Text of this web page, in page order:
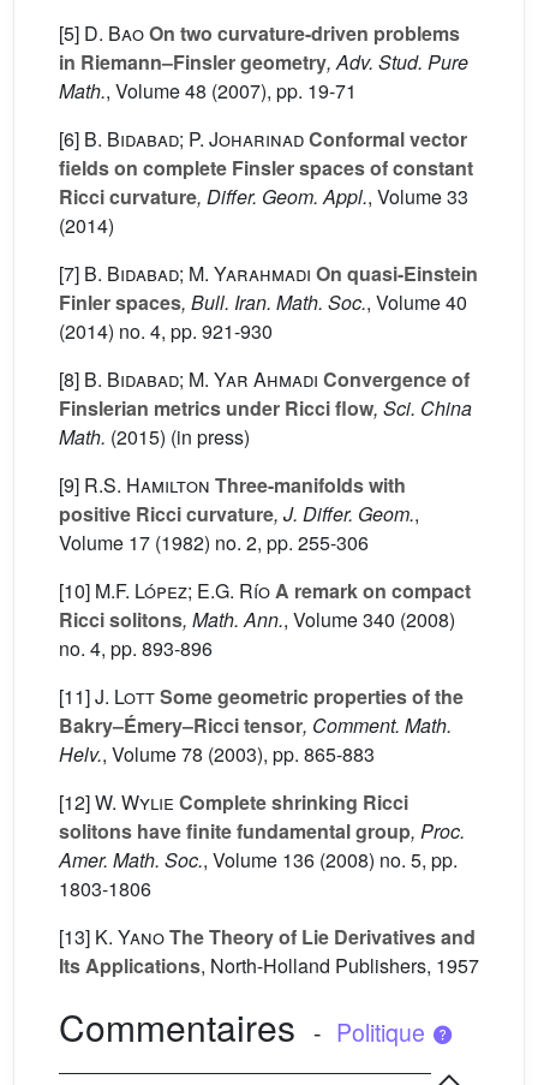
[5] D. BaoOn two curvature-driven problems
in Riemann–Finsler geometry, Adv. Stud. Pure
Math., Volume 48 (2007), pp. 19-71
[6] B. Bidabad; P. JoharinadConformal vector
fields on complete Finsler spaces of constant
Ricci curvature, Differ. Geom. Appl., Volume 33
(2014)
[7] B. Bidabad; M. Yarahmadi On quasi-Einstein
Finler spaces, Bull. Iran. Math. Soc., Volume 40
(2014) no. 4, pp. 921-930
[8] B. Bidabad; M. Yar Ahmadi Convergence of
Finslerian metrics under Ricci flow, Sci. China
Math. (2015) (in press)
[9] R.S. Hamilton Three-manifolds with
positive Ricci curvature, J. Differ. Geom.,
Volume 17 (1982) no. 2, pp. 255-306
[10] M.F. López; E.G. RíoA remark on compact
Ricci solitons, Math. Ann., Volume 340 (2008)
no. 4, pp. 893-896
[11]J. LottSome geometric properties of the
Bakry–Émery–Ricci tensor, Comment. Math.
Helv., Volume 78 (2003), pp. 865-883
[12]W. Wylie Complete shrinking Ricci
solitons have finite fundamental group, Proc.
Amer. Math. Soc., Volume 136 (2008) no. 5, pp.
1803-1806
[13] K. YanoThe Theory of Lie Derivatives and
Its Applications, North-Holland Publishers, 1957
Commentaires - Politique